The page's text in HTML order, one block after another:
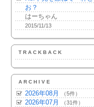
お？
はーちゃん
2015/11/13
TRACKBACK
ARCHIVE
2026年08月 （5件）
2026年07月 （31件）